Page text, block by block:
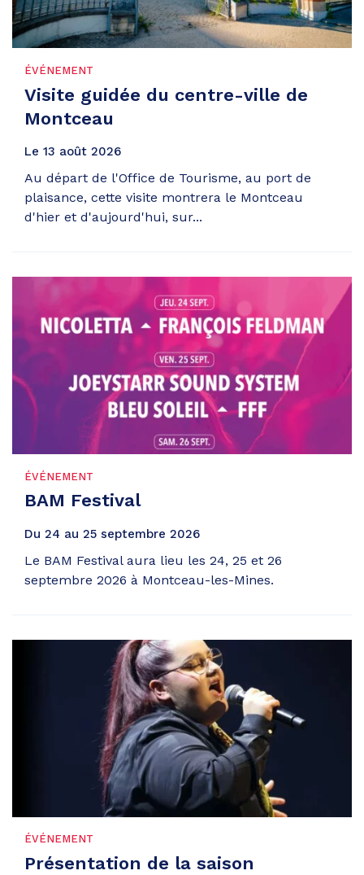
ÉVÉNEMENT
Visite guidée du centre-ville de
Montceau
Le 13 août 2026
Au départ de l'Office de Tourisme, au port de
plaisance, cette visite montrera le Montceau
d'hier et d'aujourd'hui, sur...
ÉVÉNEMENT
BAM Festival
Du 24 au 25 septembre 2026
Le BAM Festival aura lieu les 24, 25 et 26
septembre 2026 à Montceau-les-Mines.
ÉVÉNEMENT
Présentation de la saison